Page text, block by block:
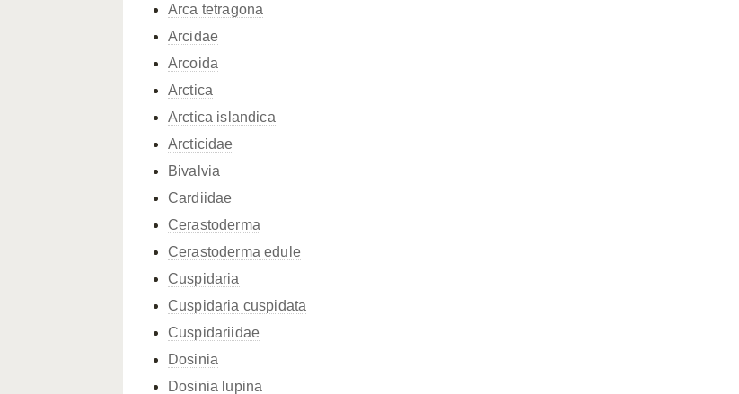
Arca tetragona
Arcidae
Arcoida
Arctica
Arctica islandica
Arcticidae
Bivalvia
Cardiidae
Cerastoderma
Cerastoderma edule
Cuspidaria
Cuspidaria cuspidata
Cuspidariidae
Dosinia
Dosinia lupina